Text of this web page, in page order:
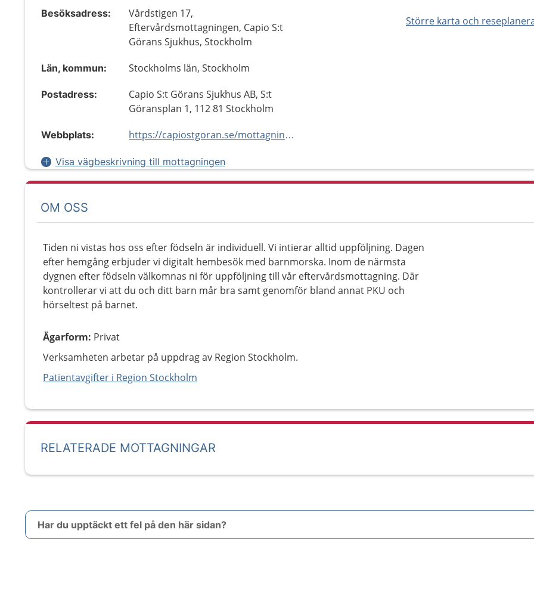
Större karta och
Besöksadress:
Vårdstigen 17,
Eftervårdsmottagningen, Capio S:t
Görans Sjukhus, Stockholm
Län, kommun: Stockholms län, Stockholm
Postadress:
Capio S:t Görans Sjukhus AB, S:t
Göransplan 1, 112 81 Stockholm
Webbplats: https://capiostgoran.se/mottagningar-och-avdelningar/bb-st-goran/eftervard2/
Visa vägbeskrivning till mottagningen
OM OSS
Tiden ni vistas hos oss efter födseln är individuell. Vi intierar alltid uppföljning. Dagen
efter hemgång erbjuder vi digitalt hembesök med barnmorska. Inom de närmsta
dygnen efter födseln välkomnas ni för uppföljning till vår eftervårdsmottagning. Där
kontrollerar vi att du och ditt barn mår bra samt genomför bland annat PKU och
hörseltest på barnet.
Ägarform: Privat
Verksamheten arbetar på uppdrag av Region Stockholm.
Patientavgifter i Region Stockholm
RELATERADE MOTTAGNINGAR
Har du upptäckt ett fel på den här sidan?